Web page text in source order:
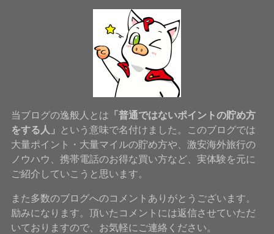
当ブログの逸般人とは 「普通ではないポイントの貯め方
をする人」
という意味で名付けました。このブログでは
大量ポイント・大量マイルの貯め方や、激安海外旅行の
ノウハウ、携帯電話のお得な買い方など、実体験を元に
ご紹介していこうと思います。
また多数のブログへのコメントありがとうございます。
励みになります。頂いたコメントには返信させていただ
いておりますので、お気軽にご連絡ください。